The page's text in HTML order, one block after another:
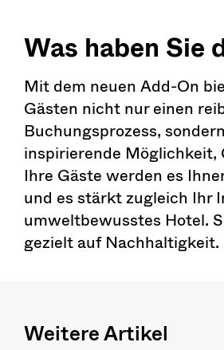
Was haben Sie
Mit dem neuen Add-On
Gästen nicht nur einen
Buchungsprozess,
inspirierende Möglichkeit,
Ihre Gäste werden es
und es stärkt zugleich Ihr
umweltbewusstes Hotel.
gezielt auf Nachhaltigkeit.
Weitere Artikel